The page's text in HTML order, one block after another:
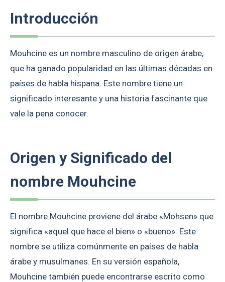
Introducción
Mouhcine es un nombre masculino de origen árabe,
que ha ganado popularidad en las últimas décadas en
países de habla hispana. Este nombre tiene un
significado interesante y una historia fascinante que
vale la pena conocer.
Origen y Significado del
nombre Mouhcine
El nombre Mouhcine proviene del árabe «Mohsen» que
significa «aquel que hace el bien» o «bueno». Este
nombre se utiliza comúnmente en países de habla
árabe y musulmanes. En su versión española,
Mouhcine también puede encontrarse escrito como